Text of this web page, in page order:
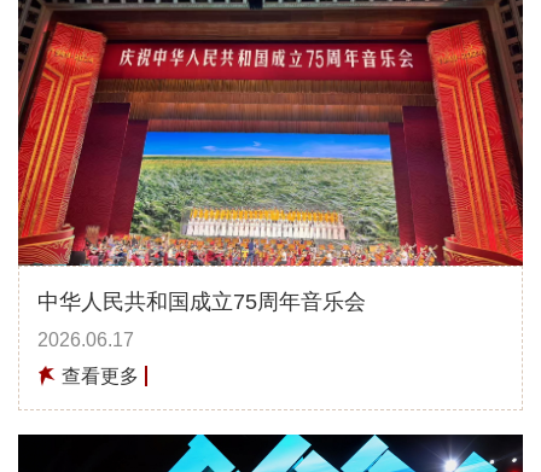
中华人民共和国成立75周年音乐会
2026.06.17
查看更多